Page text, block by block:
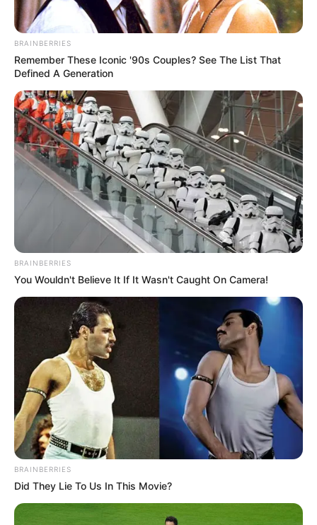
BRAINBERRIES
Remember These Iconic '90s Couples? See The List That
Defined A Generation
BRAINBERRIES
You Wouldn't Believe It If It Wasn't Caught On Camera!
BRAINBERRIES
Did They Lie To Us In This Movie?